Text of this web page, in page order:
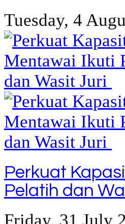
Tuesday, 4
Perkuat
Pelatih dan